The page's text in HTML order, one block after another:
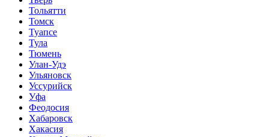
Тольятти
Томск
Туапсе
Тула
Тюмень
Улан-Удэ
Ульяновск
Уссурийск
Уфа
Феодосия
Хабаровск
Хакасия